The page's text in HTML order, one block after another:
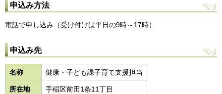
申込み方法
電話で申し込み（受け付けは平日の9時～17時）
申込み先
名称 健康・子ども課子育て支援担当
所在地 手稲区前田1条11丁目